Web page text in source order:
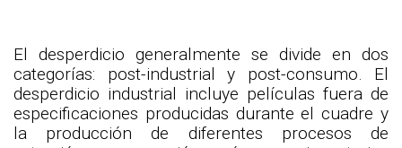
El desperdicio generalmente se divide en dos
categorías: post-industrial y post-consumo. El
desperdicio industrial incluye películas fuera de
especificaciones producidas durante el cuadre y
la producción de diferentes procesos de